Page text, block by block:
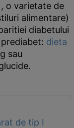
o varietate de
alimentare)
diabetului
dieta
sau
de tip I